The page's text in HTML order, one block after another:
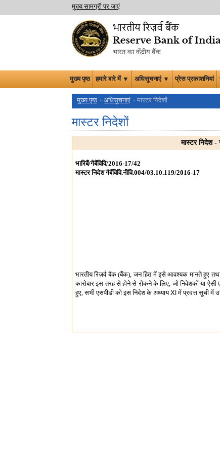
मुख्य सामग्री पर जाएं
मुख्य पृष्ठ हमारे बारे में ▼ अधिसूचनाएं ▼ प्रेस प्रकाशनियां
मुख्य पृष्ठ अधिसूचनाएं मास्टर निदेशों
मास्टर निदेशों
मास्टर निदेश -
भारिबैं/गैबैंविवि/2016-17/42
मास्टर निदेश गैबैंविवि.नीवि.004/03.10.119/2016-17
भारतीय रिज़र्व बैंक (बैंक), जन हित में इसे आवश्यक मानते हुए
कारोबार इस तरह से होने से रोकने के लिए, जो निवेशकों या ऐसी
हुए, सभी एसपीडी को इस निदेश के अध्याय Ⅺ में प्रदत्त सूची में